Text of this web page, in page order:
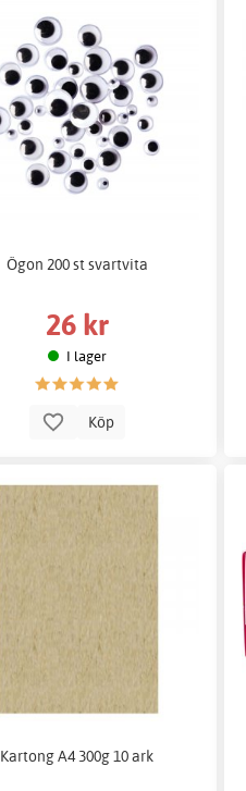
Ögon 200 st svartvita
26 kr
I lager
Köp
Kartong A4 300g 10 ark